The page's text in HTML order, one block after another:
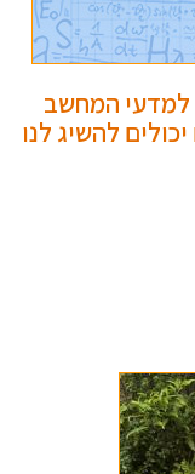
למדעי המחשב
להשיג לנו